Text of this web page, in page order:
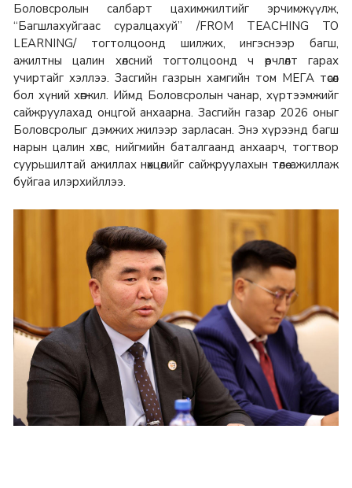
Боловсролын салбарт цахимжилтийг эрчимжүүлж,
“Багшлахуйгаас суралцахуй” /FROM TEACHING TO
LEARNING/ тогтолцоонд шилжих, ингэснээр багш,
ажилтны цалин хөлсний тогтолцоонд ч өөрчлөлт гарах
учиртайг хэллээ. Засгийн газрын хамгийн том МЕГА төсөл
бол хүний хөгжил. Иймд Боловсролын чанар, хүртээмжийг
сайжруулахад онцгой анхаарна. Засгийн газар 2026 оныг
Боловсролыг дэмжих жилээр зарласан. Энэ хүрээнд багш
нарын цалин хөлс, нийгмийн баталгаанд анхаарч, тогтвор
суурьшилтай ажиллах нөхцөлийг сайжруулахын төлөө ажиллаж
буйгаа илэрхийллээ.